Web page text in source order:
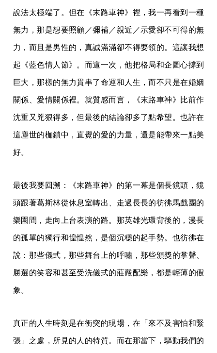
說法太極端了。但在《末路車神》裡，我一再看到一種
無力，那是想要照顧／彌補／親近／示愛卻不可得的無
力，而且是男性的，真誠滿滿卻不得要領的。這讓我想
起《藍色情人節》。而這一次，他把格局和企圖心撐到
巨大，那樣的無力貫串了命運和人生，而不只是在婚姻
關係、愛情關係裡。就質感而言，《末路車神》比前作
沈重又兇狠得多，但最後的結論卻多了點希望。也許在
這塵世的枷鎖中，直覺的愛的力量，還是能帶來一點美
好。
最後我要回溯：《末路車神》的第一幕是個長鏡頭，鏡
頭跟著葛斯林從休息室轉出、走過長長的彷彿馬戲團的
樂園間，走向上台表演的路。那英雄光環背後的，漫長
的孤單的獨行和惶惶然，是個沉穩的起手勢。也彷彿在
說：那些儀式，那些舞台上的呼嘯，那些頒獎的掌聲、
勝選的笑容和甚至受洗儀式的莊嚴配樂，都是輕薄的假
象。
真正的人生時刻是在衝突的現場，在「來不及害怕和緊
張」之處，所見的人的特質。而在那當下，驅動我們的